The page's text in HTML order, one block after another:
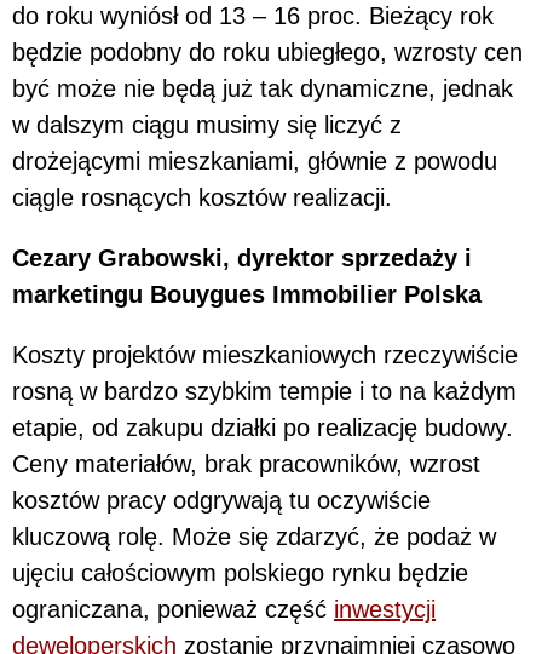
do roku wyniósł od 13 – 16 proc. Bieżący rok
będzie podobny do roku ubiegłego, wzrosty cen
być może nie będą już tak dynamiczne, jednak
w dalszym ciągu musimy się liczyć z
drożejącymi mieszkaniami, głównie z powodu
ciągle rosnących kosztów realizacji.
Cezary Grabowski, dyrektor sprzedaży i
marketingu Bouygues Immobilier Polska
Koszty projektów mieszkaniowych rzeczywiście
rosną w bardzo szybkim tempie i to na każdym
etapie, od zakupu działki po realizację budowy.
Ceny materiałów, brak pracowników, wzrost
kosztów pracy odgrywają tu oczywiście
kluczową rolę. Może się zdarzyć, że podaż w
ujęciu całościowym polskiego rynku będzie
ograniczana, ponieważ część inwestycji
deweloperskich zostanie przynajmniej czasowo